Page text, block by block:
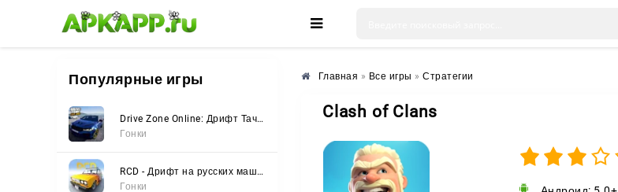
🌸 🌼 🌺
Популярные игры
Drive Zone Online: Дрифт Тачки
Гонки
RCD - Дрифт на русских машинах
Гонки
Главная » Все игры » Стратегии
Clash of Clans